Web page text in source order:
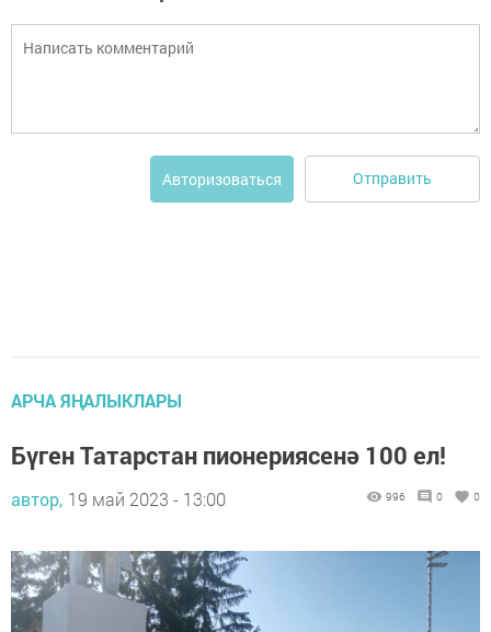
Авторизоваться Отправить
АРЧА ЯҢАЛЫКЛАРЫ
Бүген Татарстан пионериясенә 100 ел!
автор, 19 май 2023 - 13:00 996 0 0